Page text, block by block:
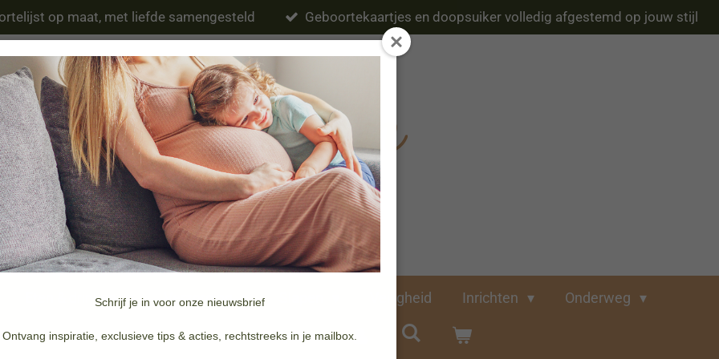
Schrijf je in voor onze nieuwsbrief
Ontvang inspiratie, exclusieve tips & acties, rechtstreeks in je mailbox.
op maat, met liefde samengesteld Geboortekaartjes en doopsuiker volledig afgestemd op jouw stijl
Eten & drinken Verzorging Veiligheid Inrichten Onderweg
Merken Doopsuiker & Geboortekaartjes